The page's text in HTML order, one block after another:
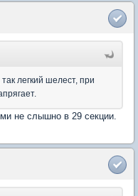
легкий шелест, при
не слышно в 29 секции.